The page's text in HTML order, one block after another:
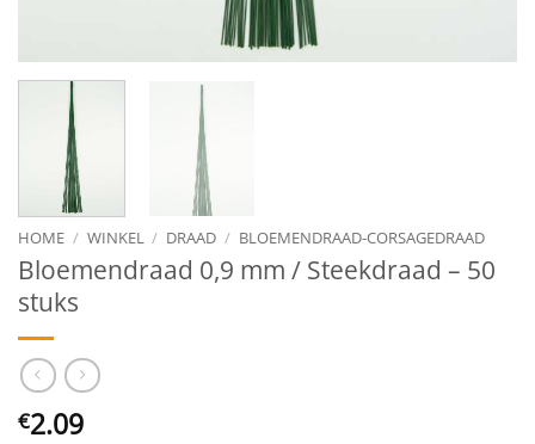
HOME / WINKEL / DRAAD / BLOEMENDRAAD-CORSAGEDRAAD
Bloemendraad 0,9 mm / Steekdraad – 50
stuks
€2.09